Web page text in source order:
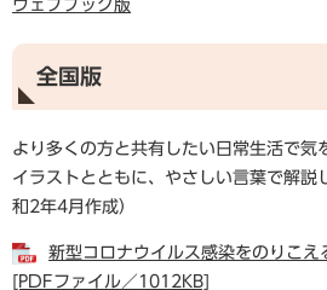
ウェブブック版
全国版
より多くの方と共有したい日常生活で気
イラストとともに、やさしい言葉で解説
和2年4月作成）
新型コロナウイルス感染をのりこえ
[PDFファイル／1012KB]